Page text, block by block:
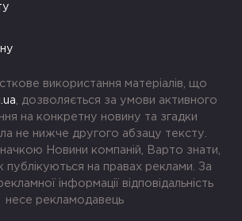
використання матеріалів, що
, дозволяється за умови активного
на конкретну новину та згадки
не нижче другого абзацу тексту.
Новини компаній, Варто знати,
на правах реклами. За
інформації відповідальність
несе рекламодавець